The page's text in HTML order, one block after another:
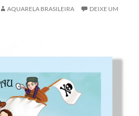
AQUARELA BRASILEIRA
DEIXE UM